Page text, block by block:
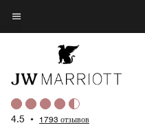
Skip
toТекст меню
4.5 • 1793 отзывов